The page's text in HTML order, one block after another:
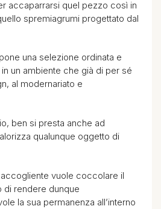
accaparrarsi quel pezzo così in
spremiagrumi progettato dal
una selezione ordinata e
un ambiente che già di per sé
al modernariato e
ben si presta anche ad
qualunque oggetto di
vuole coccolare il
di rendere dunque
la sua permanenza all’interno